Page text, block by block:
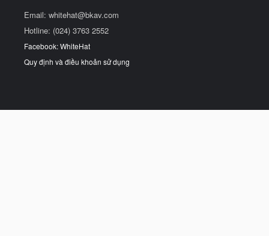
Email: whitehat@bkav.com
Hotline: (024) 3763 2552
Facebook: WhiteHat
Quy định và điều khoản sử dụng